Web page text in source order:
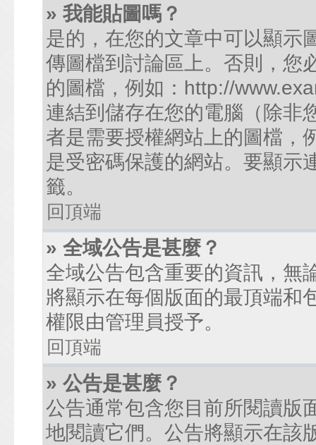
» 我能貼圖嗎？
是的，在您的文章中可以顯示
傳圖檔到討論區上。否則，您
的圖檔，例如：http://
連結到儲存在您的電腦（除非
者是需要授權網站上的圖檔，
是受密碼保護的網站。要顯示
籤。
回頂端
» 全域公告是甚麼？
全域公告包含重要的資訊，無
將顯示在每個版面的最頂端和
權限由管理員授予。
回頂端
» 公告是甚麼？
公告通常包含您目前所閱讀版
地閱讀它們。公告將顯示在該